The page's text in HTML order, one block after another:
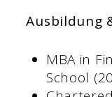
Ausbildung
MBA in
School